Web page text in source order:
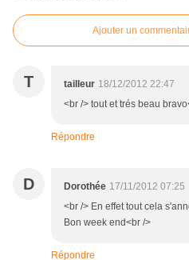
Ajouter un
T tailleur 18/12/2012 22:47
<br /> tout et trés beau
Répondre
D Dorothée 17/11/2012 07:25
<br /> En effet tout cela
Bon week end<br />
Répondre